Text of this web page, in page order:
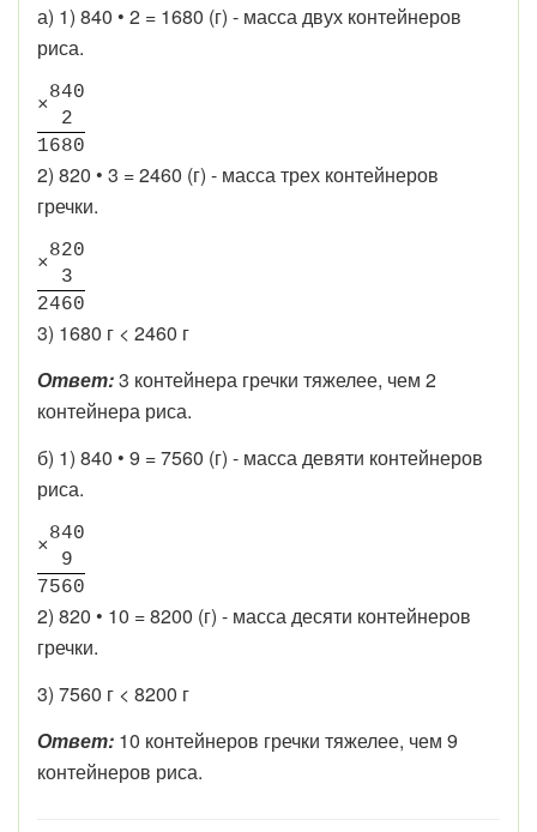
а) 1) 840 • 2 = 1680 (г) - масса двух контейнеров
риса.
×
840
2
1680
2) 820 • 3 = 2460 (г) - масса трех контейнеров
гречки.
×
820
3
2460
3) 1680 г < 2460 г
Ответ:3 контейнера гречки тяжелее, чем 2
контейнера риса.
б) 1) 840 • 9 = 7560 (г) - масса девяти контейнеров
риса.
×
840
9
7560
2) 820 • 10 = 8200 (г) - масса десяти контейнеров
гречки.
3) 7560 г < 8200 г
Ответ: 10 контейнеров гречки тяжелее, чем 9
контейнеров риса.